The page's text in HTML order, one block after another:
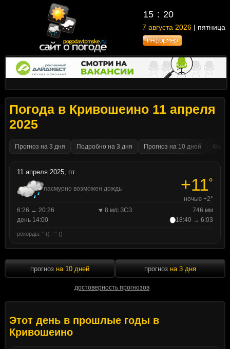
15 20
7 августа 2026 | пятница
Погода в Кривошеино 11 апреля
2025
Прогноз на 3 дня Подробно на 3 дня Прогноз на 10 дней
11 апреля 2025, пт
пасмурно возможен дождь +11°
ночью +2°
6:26 → 20:26
8 м/с ЗСЗ
746 мм
день 14:00
18:40 → 6:03
рекорды: ° () · ° ()
прогноз на 10 дней
достоверность прогнозов
прогноз на 3 дня
Этот день в прошлые годы в
Кривошеино